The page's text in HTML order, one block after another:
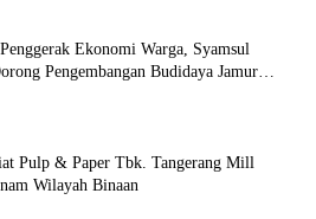
Ekonomi Warga, Syamsul
Pengembangan Budidaya Jamur
Pulp & Paper Tbk. Tangerang Mill
Wilayah Binaan